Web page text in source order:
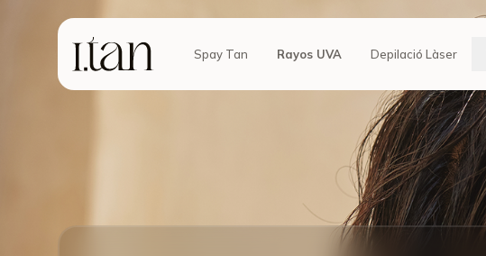
Spay Tan Rayos UVA Depilació Làser